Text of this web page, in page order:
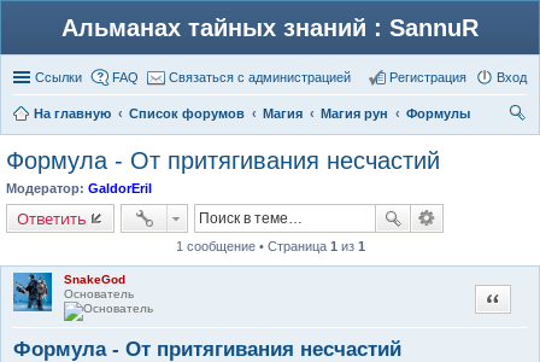
Альманах тайных знаний : SannuR
Ссылки FAQ Связаться с администрацией Вход
Регистрация
На главную Список форумов Магия Магия рун
Формулы
Формула - От притягивания несчастий
Модератор: GaldorEril
Ответить
1 сообщение • Страница 1 из 1
SnakeGod
Основатель
Формула - От притягивания несчастий
Цитата